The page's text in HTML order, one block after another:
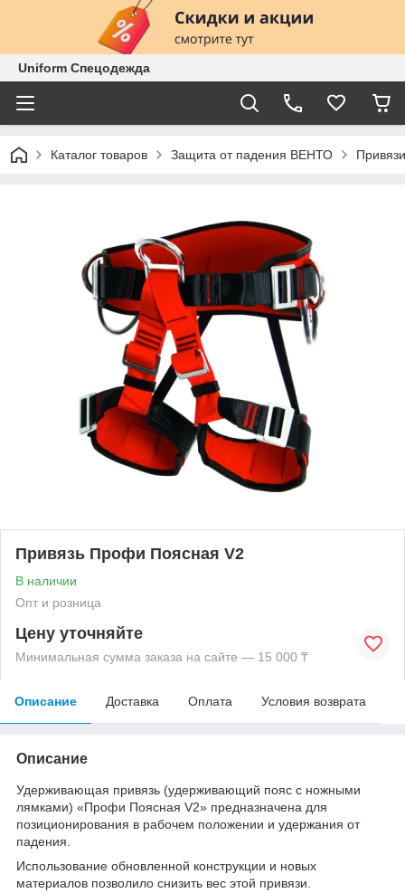
Uniform Спецодежда
Каталог товаров Защита от падения ВЕНТО
Привязь Профи Поясная V2
В наличии
Опт и розница
Цену уточняйте
Минимальная сумма заказа на сайте — 15 000 ₸
Описание Доставка Оплата Условия возврата
Описание
Удерживающая привязь (удерживающий пояс с ножными
лямками) «Профи Поясная V2» предназначена для
позиционирования в рабочем положении и удержания от
падения.
Использование обновленной конструкции и новых
материалов позволило снизить вес этой привязи.